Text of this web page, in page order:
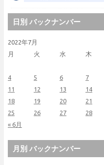
日別 バックナンバー
2022年7月
月
火 水 木
« 6月
4
5 6 7
11
12 13 14
18
19 20 21
25
26 27 28
月別 バックナンバー